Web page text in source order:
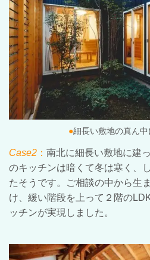
●細長い敷地の真ん
Case2 ： 南北に細長い敷地に建
のキッチンは暗くて冬は寒く、
たそうです。ご相談の中から生
け、緩い階段を上って２階の
ッチンが実現しました。